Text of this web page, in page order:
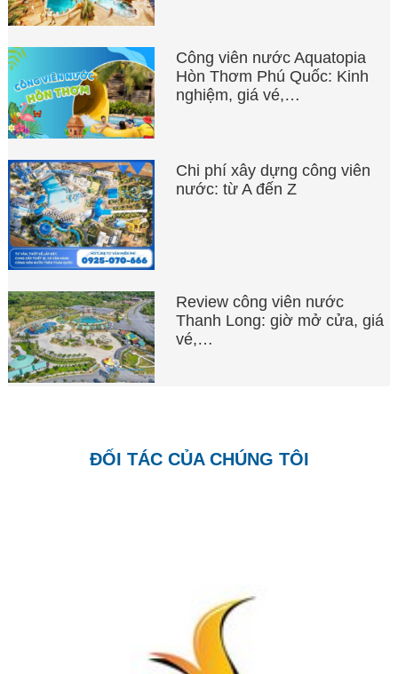
Công viên nước Aquatopia
Hòn Thơm Phú Quốc: Kinh
nghiệm, giá vé,…
Chi phí xây dựng công viên
nước: từ A đến Z
Review công viên nước
Thanh Long: giờ mở cửa, giá
vé,…
ĐỐI TÁC CỦA CHÚNG TÔI